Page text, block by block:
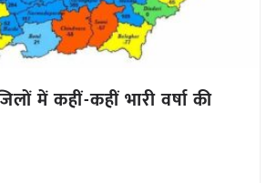
में कहीं-कहीं भारी वर्षा की